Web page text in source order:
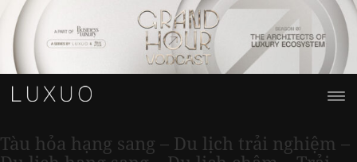
Tàu hỏa hạng sang – Du lịch trải nghiệm –